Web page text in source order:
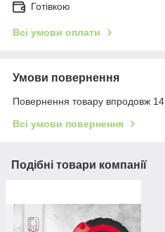
Готівкою
Всі умови оплати
Умови повернення
Повернення товару впродовж 14
Всі умови повернення
Подібні товари компанії